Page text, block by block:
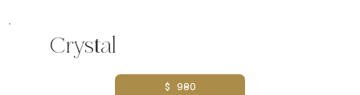
Crystal
$ 980